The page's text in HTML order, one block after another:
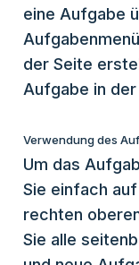
eine Aufgabe
der Seite
Aufgabe in
Verwendung des
Um das
Sie einfach
rechten
Sie alle